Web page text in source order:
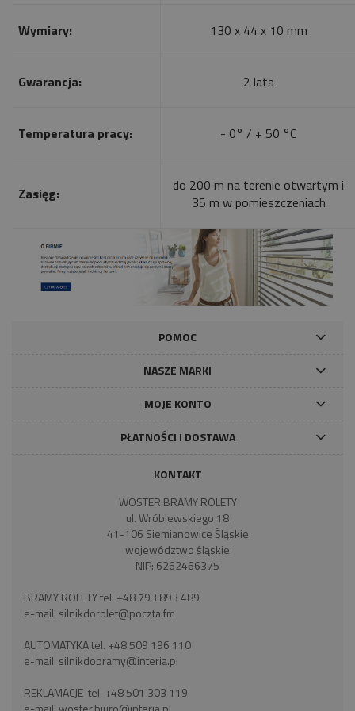
Wymiary: 130 x 44 x 10 mm
Gwarancja: 2 lata
Temperatura pracy: - 0° / + 50 °C
Zasięg:
do 200 m na terenie otwartym i
35 m w pomieszczeniach
POMOC
NASZE MARKI
MOJE KONTO
PŁATNOŚCI I DOSTAWA
KONTAKT
WOSTER BRAMY ROLETY
ul. Wróblewskiego 18
41-106 Siemianowice Śląskie
województwo śląskie
NIP: 6262466375
BRAMY ROLETY tel: +48 793 893 489
e-mail: silnikdorolet@poczta.fm
AUTOMATYKA tel. +48 509 196 110
e-mail: silnikdobramy@interia.pl
REKLAMACJE tel. +48 501 303 119